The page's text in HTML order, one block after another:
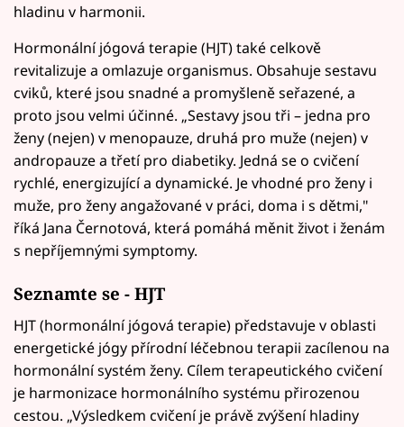
hladinu v harmonii.
Hormonální jógová terapie (HJT) také celkově
revitalizuje a omlazuje organismus. Obsahuje sestavu
cviků, které jsou snadné a promyšleně seřazené, a
proto jsou velmi účinné. „Sestavy jsou tři – jedna pro
ženy (nejen) v menopauze, druhá pro muže (nejen) v
andropauze a třetí pro diabetiky. Jedná se o cvičení
rychlé, energizující a dynamické. Je vhodné pro ženy i
muže, pro ženy angažované v práci, doma i s dětmi,"
říká Jana Černotová, která pomáhá měnit život i ženám
s nepříjemnými symptomy.
Seznamte se - HJT
HJT (hormonální jógová terapie) představuje v oblasti
energetické jógy přírodní léčebnou terapii zacílenou na
hormonální systém ženy. Cílem terapeutického cvičení
je harmonizace hormonálního systému přirozenou
cestou. „Výsledkem cvičení je právě zvýšení hladiny